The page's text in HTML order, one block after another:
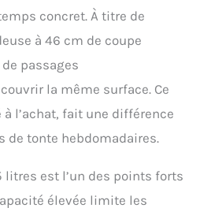
concret. À titre de
à 46 cm de coupe
passages
la même surface. Ce
l’achat, fait une différence
de tonte hebdomadaires.
litres est l’un des points forts
élevée limite les